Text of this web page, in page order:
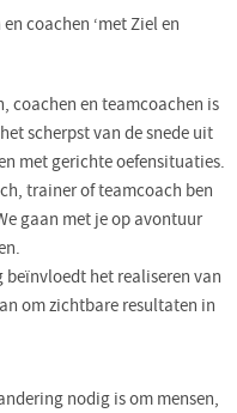
coachen ‘met Ziel en
coachen en teamcoachen is
scherpst van de snede uit
met gerichte oefensituaties.
trainer of teamcoach ben
gaan met je op avontuur
beïnvloedt het realiseren van
om zichtbare resultaten in
nodig is om mensen,